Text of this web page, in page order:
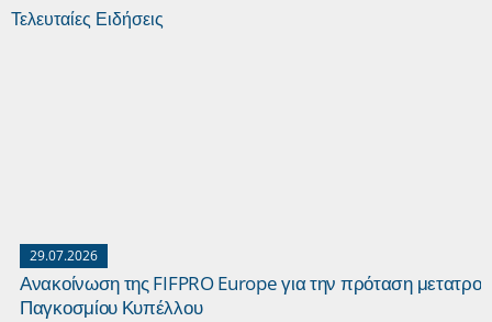
Τελευταίες Ειδήσεις
29.07.2026
Ανακοίνωση της FIFPRO Europe για την πρόταση
Παγκοσμίου Κυπέλλου